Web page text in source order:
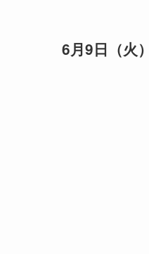
6月9日（火）